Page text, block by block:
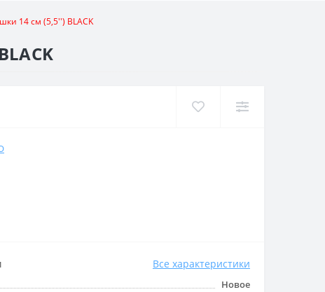
14 см (5,5'') BLACK
Все характеристики
Новое